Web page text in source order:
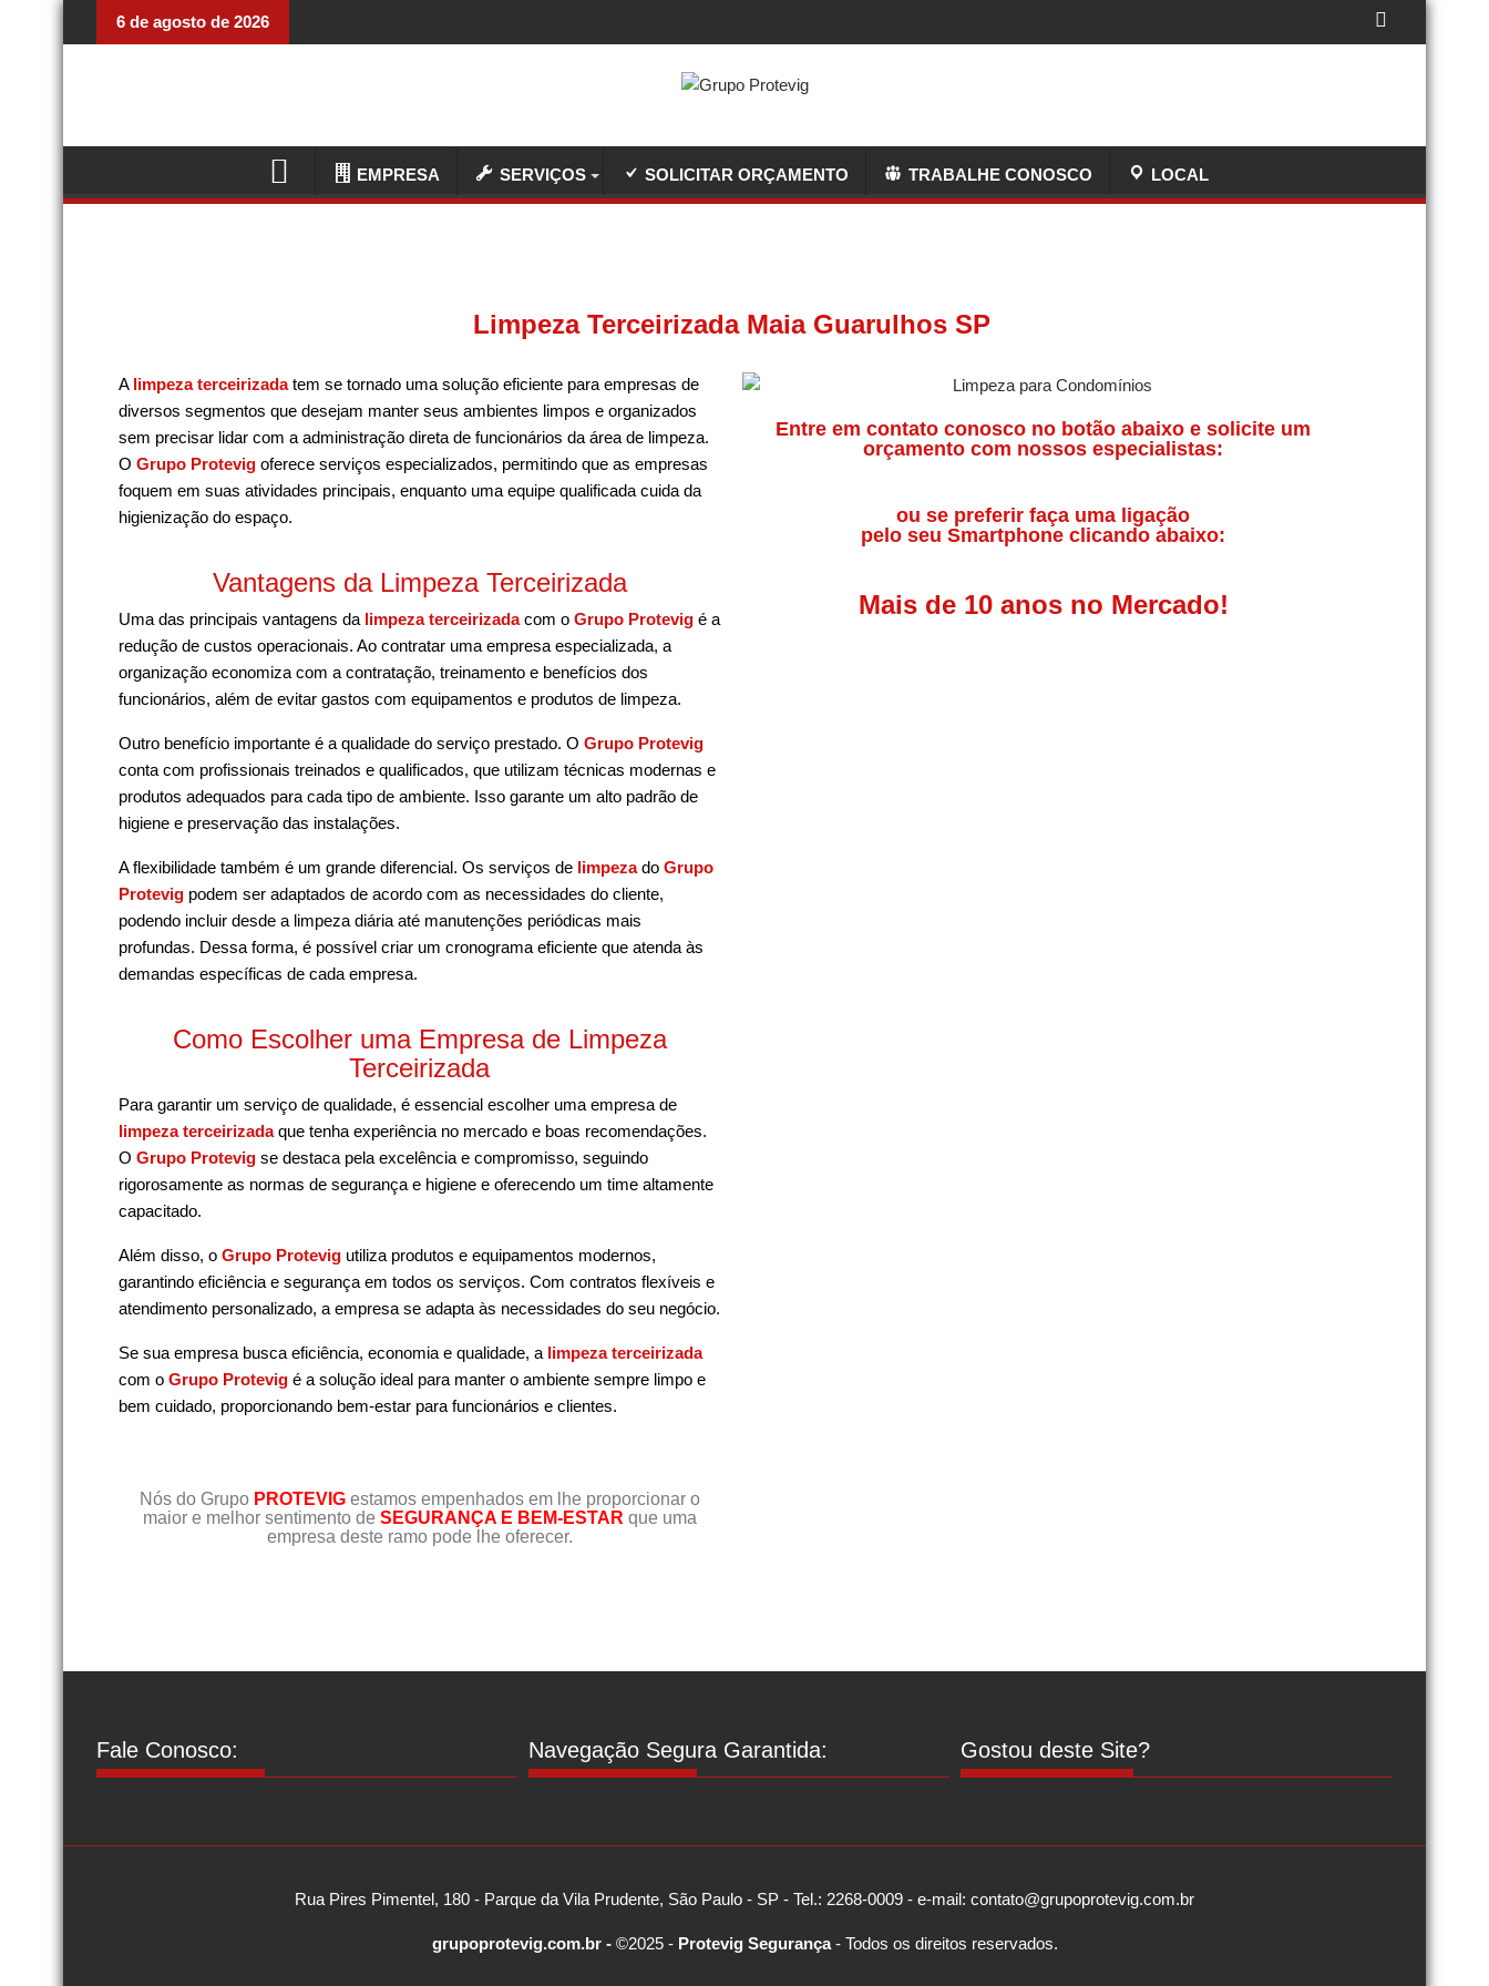
6 de agosto de 2026
EMPRESA SERVIÇOS SOLICITAR ORÇAMENTO TRABALHE CONOSCO LOCAL
Limpeza Terceirizada Maia Guarulhos SP
A limpeza terceirizadatem se tornado uma solução eficiente para empresas de
diversos segmentos que desejam manter seus ambientes limpos e organizados
sem precisar lidar com a administração direta de funcionários da área de limpeza.
O Grupo Protevig oferece serviços especializados, permitindo que as empresas
foquem em suas atividades principais, enquanto uma equipe qualificada cuida da
higienização do espaço.
Vantagens da Limpeza Terceirizada
Uma das principais vantagens da limpeza terceirizadacom o Grupo Protevig é a
redução de custos operacionais. Ao contratar uma empresa especializada, a
organização economiza com a contratação, treinamento e benefícios dos
funcionários, além de evitar gastos com equipamentos e produtos de limpeza.
Outro benefício importante é a qualidade do serviço prestado. O Grupo Protevig
conta com profissionais treinados e qualificados, que utilizam técnicas modernas e
produtos adequados para cada tipo de ambiente. Isso garante um alto padrão de
higiene e preservação das instalações.
A flexibilidade também é um grande diferencial. Os serviços de limpezado Grupo
Protevig podem ser adaptados de acordo com as necessidades do cliente,
podendo incluir desde a limpeza diária até manutenções periódicas mais
profundas. Dessa forma, é possível criar um cronograma eficiente que atenda às
demandas específicas de cada empresa.
Como Escolher uma Empresa de Limpeza
Terceirizada
Para garantir um serviço de qualidade, é essencial escolher uma empresa de
limpeza terceirizadaque tenha experiência no mercado e boas recomendações.
O Grupo Protevig se destaca pela excelência e compromisso, seguindo
rigorosamente as normas de segurança e higiene e oferecendo um time altamente
capacitado.
Além disso, o Grupo Protevig utiliza produtos e equipamentos modernos,
garantindo eficiência e segurança em todos os serviços. Com contratos flexíveis e
atendimento personalizado, a empresa se adapta às necessidades do seu negócio.
Se sua empresa busca eficiência, economia e qualidade, a limpeza terceirizada
com o Grupo Protevig é a solução ideal para manter o ambiente sempre limpo e
bem cuidado, proporcionando bem-estar para funcionários e clientes.
Nós do Grupo PROTEVIGestamos empenhados em lhe proporcionar o
maior e melhor sentimento de SEGURANÇA E BEM-ESTAR que uma
empresa deste ramo pode lhe oferecer.
Entre em contato conosco no botão abaixo e solicite um
orçamento com nossos especialistas:
ou se preferir faça uma ligação
pelo seu Smartphone clicando abaixo:
Mais de 10 anos no Mercado!
Fale Conosco: Navegação Segura Garantida: Gostou deste Site?
Rua Pires Pimentel, 180 - Parque da Vila Prudente, São Paulo - SP - Tel.: 2268-0009 - e-mail: contato@grupoprotevig.com.br
grupoprotevig.com.br - ©2025 - Protevig Segurança- Todos os direitos reservados.